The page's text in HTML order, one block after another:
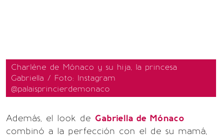
Charlène de Mónaco y su hija, la princesa
Gabriella / Foto: Instagram
@palaisprincierdemonaco
Además, el look de Gabriella de Mónaco
combinó a la perfección con el de su mamá,